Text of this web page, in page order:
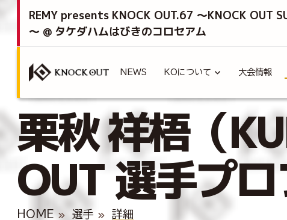
REMY presents KNOCK OUT.67 ～KNOCK OUT
～ @ タケダハムはびきのコロセアム
NEWS KOについて 大会情報
栗秋 祥梧（
OUT 選手プ
HOME 選手 詳細